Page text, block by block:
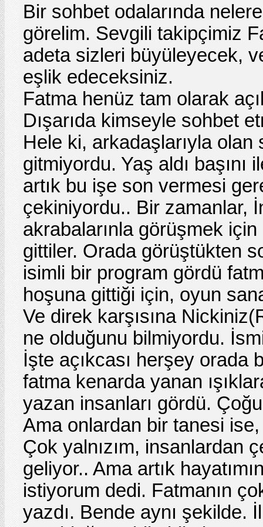
Bir sohbet odalarında
görelim. Sevgili takipçimiz
adeta sizleri büyüleyecek,
eşlik edeceksiniz.
Fatma henüz tam olarak
Dışarıda kimseyle sohbet
Hele ki, arkadaşlarıyla
gitmiyordu. Yaş aldı başını
artık bu işe son vermesi
çekiniyordu.. Bir zamanlar,
akrabalarınla görüşmek
gittiler. Orada görüştükten
isimli bir program gördü
hoşuna gittiği için, oyun
Ve direk karşısına
ne olduğunu bilmiyordu.
İşte açıkcası herşey orada
fatma kenarda yanan
yazan insanları gördü.
Ama onlardan bir tanesi
Çok yalnızım, insanlardan
geliyor.. Ama artık
istiyorum dedi. Fatmanın
yazdı. Bende aynı şekilde.